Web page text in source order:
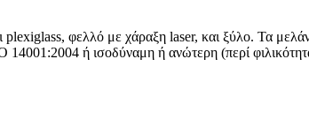
φελλό με χάραξη laser, και ξύλο. Τα
ή ισοδύναμη ή ανώτερη (περί